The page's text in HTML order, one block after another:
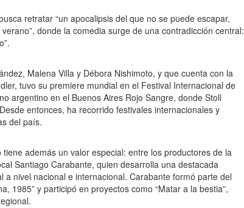
retratar “un apocalipsis del que no se puede escapar,
donde la comedia surge de una contradicción central:
Malena Villa y Débora Nishimoto, y que cuenta con la
tuvo su premiere mundial en el Festival Internacional de
argentino en el Buenos Aires Rojo Sangre, donde Stoll
entonces, ha recorrido festivales internacionales y
del país.
además un valor especial: entre los productores de la
Santiago Carabante, quien desarrolla una destacada
a nivel nacional e internacional. Carabante formó parte del
1985” y participó en proyectos como “Matar a la bestia”,